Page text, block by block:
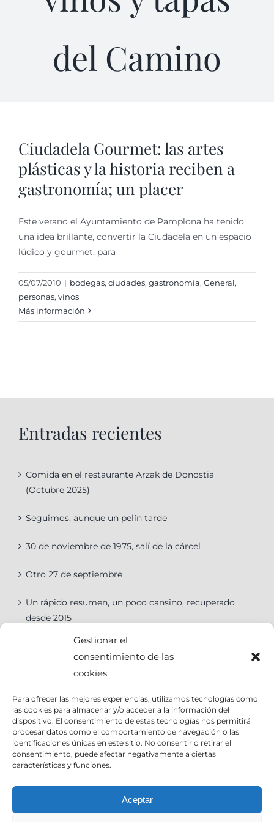
Gestionar el
consentimiento de las
cookies
Para ofrecer las mejores experiencias, utilizamos tecnologías como
las cookies para almacenar y/o acceder a la información del
dispositivo. El consentimiento de estas tecnologías nos permitirá
procesar datos como el comportamiento de navegación o las
identificaciones únicas en este sitio. No consentir o retirar el
consentimiento, puede afectar negativamente a ciertas
características y funciones.
Aceptar
del Camino
Ciudadela Gourmet: las artes
plásticas y la historia reciben a
gastronomía; un placer
Este verano el Ayuntamiento de Pamplona ha tenido
una idea brillante, convertir la Ciudadela en un espacio
lúdico y gourmet, para
05/07/2010 | bodegas, ciudades, gastronomí­a, General,
personas, vinos
Más información
Entradas recientes
Comida en el restaurante Arzak de Donostia
(Octubre 2025)
Seguimos, aunque un pelín tarde
30 de noviembre de 1975, salí de la cárcel
Otro 27 de septiembre
Un rápido resumen, un poco cansino, recuperado
desde 2015
Categorías
Categorías
Contact Info